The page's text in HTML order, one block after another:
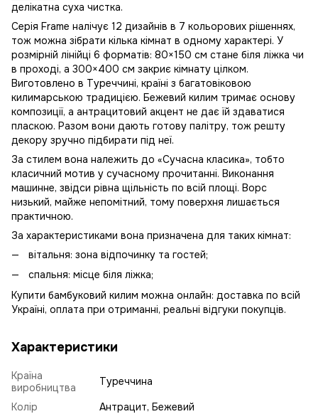
делікатна суха чистка.
Серія Frame налічує 12 дизайнів в 7 кольорових рішеннях,
тож можна зібрати кілька кімнат в одному характері. У
розмірній лінійці 6 форматів: 80×150 см стане біля ліжка чи
в проході, а 300×400 см закриє кімнату цілком.
Виготовлено в Туреччині, країні з багатовіковою
килимарською традицією. Бежевий килим тримає основу
композиції, а антрацитовий акцент не дає їй здаватися
пласкою. Разом вони дають готову палітру, тож решту
декору зручно підбирати під неї.
За стилем вона належить до «Сучасна класика», тобто
класичний мотив у сучасному прочитанні. Виконання
машинне, звідси рівна щільність по всій площі. Ворс
низький, майже непомітний, тому поверхня лишається
практичною.
За характеристиками вона призначена для таких кімнат:
вітальня: зона відпочинку та гостей;
спальня: місце біля ліжка;
Купити бамбуковий килим можна онлайн: доставка по всій
Україні, оплата при отриманні, реальні відгуки покупців.
Характеристики
Країна
виробництва
Туреччина
Колір
Антрацит, Бежевий